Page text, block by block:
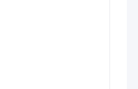
、电阻、保险丝、连接